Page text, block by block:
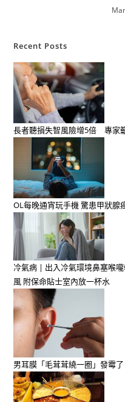
Recent Posts
長者聽損失智風險增5倍 專家
OL每晚通宵玩手機 驚患甲狀腺
冷氣病 | 出入冷氣環境鼻塞喉
風 附保命貼士室內放一杯水
男耳膜「毛茸茸繞一圈」發霉